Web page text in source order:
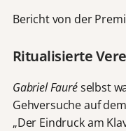
Bericht von der
Ritualisierte
Gabriel Fauréselbst
Gehversuche auf
„Der Eindruck am